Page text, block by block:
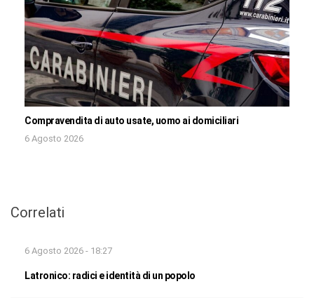
Compravendita di auto usate, uomo ai domiciliari
6 Agosto 2026
Correlati
6 Agosto 2026 - 18:27
Latronico: radici e identità di un popolo